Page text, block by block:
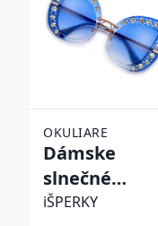
OKULIARE
Dámske
slnečné
okuliare
iŠPERKY